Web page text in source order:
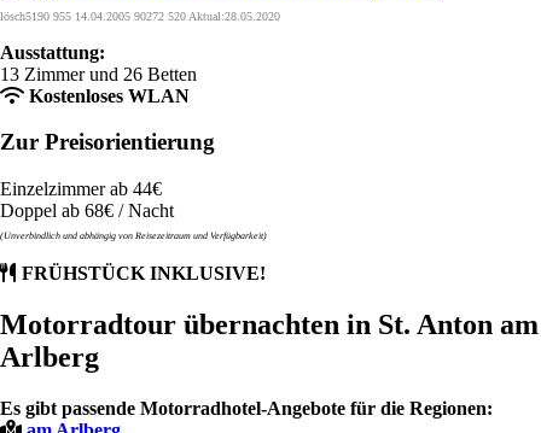
lösch5190 955 14.04.2005 90272 520 Aktual:28.05.2020
Ausstattung:
13 Zimmer und 26 Betten
Kostenloses WLAN
Zur Preisorientierung
Einzelzimmer ab 44€
Doppel ab 68€ / Nacht
(Unverbindlich und abhängig von Reisezeitraum und Verfügbarkeit)
FRÜHSTÜCK INKLUSIVE!
Motorradtour übernachten in St. Anton am
Arlberg
Es gibt passende Motorradhotel-Angebote für die Regionen: